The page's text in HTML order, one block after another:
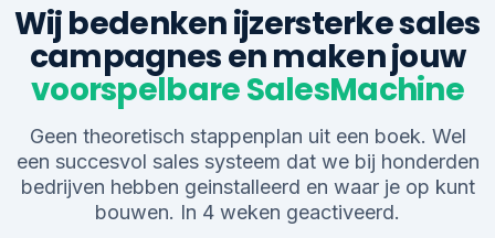
Wij bedenken ijzersterke sales
campagnes en maken jouw
voorspelbare SalesMachine
Geen theoretisch stappenplan uit een boek. Wel
een succesvol sales systeem dat we bij honderden
bedrijven hebben geinstalleerd en waar je op kunt
bouwen. In 4 weken geactiveerd.